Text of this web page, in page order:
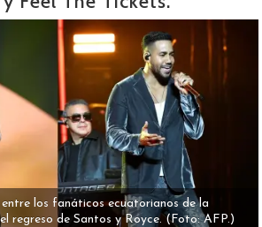
los fanáticos ecuatorianos de la
regreso de Santos y Royce. (Foto: AFP.)